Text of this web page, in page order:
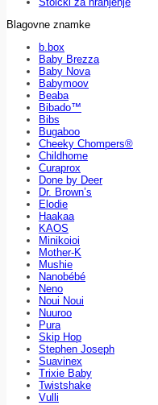
Blagovne znamke
b.box
Baby Brezza
Baby Nova
Babymoov
Beaba
Bibado™
Bibs
Bugaboo
Cheeky Chompers®
Childhome
Curaprox
Done by Deer
Dr. Brown’s
Elodie
Haakaa
KAOS
Minikoioi
Mother-K
Mushie
Nanobébé
Neno
Noui Noui
Nuuroo
Pura
Skip Hop
Stephen Joseph
Suavinex
Trixie Baby
Twistshake
Vulli